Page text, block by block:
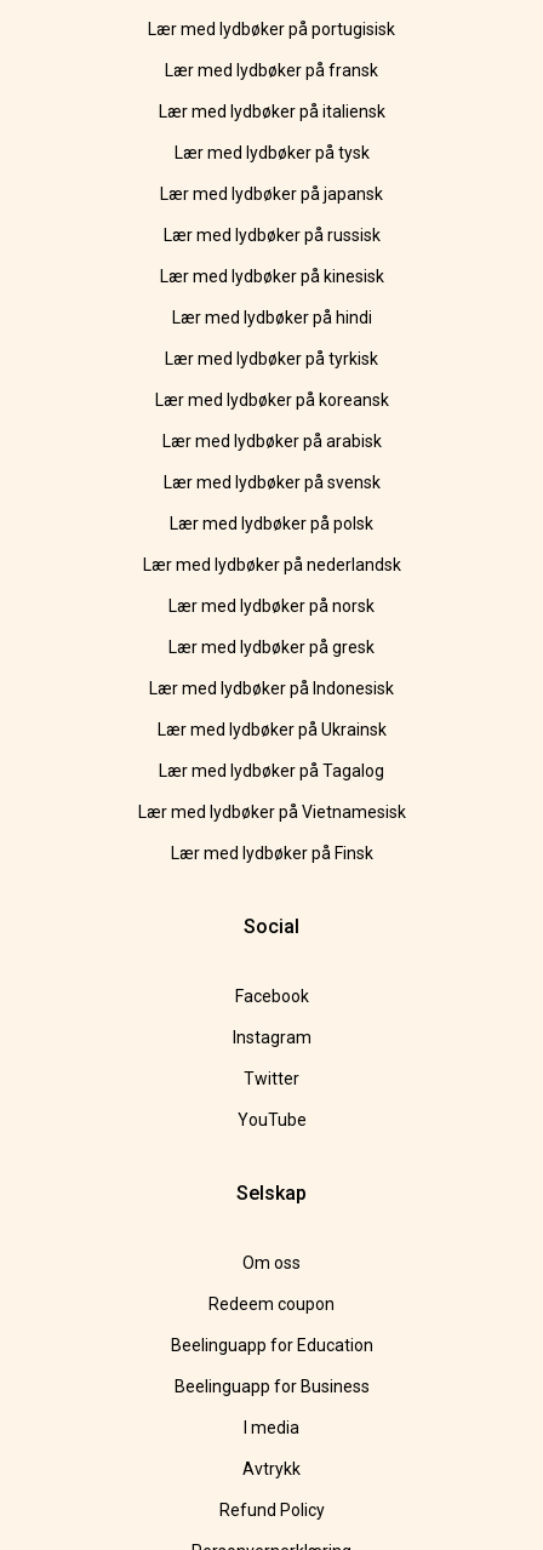
Lær med lydbøker på portugisisk
Lær med lydbøker på fransk
Lær med lydbøker på italiensk
Lær med lydbøker på tysk
Lær med lydbøker på japansk
Lær med lydbøker på russisk
Lær med lydbøker på kinesisk
Lær med lydbøker på hindi
Lær med lydbøker på tyrkisk
Lær med lydbøker på koreansk
Lær med lydbøker på arabisk
Lær med lydbøker på svensk
Lær med lydbøker på polsk
Lær med lydbøker på nederlandsk
Lær med lydbøker på norsk
Lær med lydbøker på gresk
Lær med lydbøker på Indonesisk
Lær med lydbøker på Ukrainsk
Lær med lydbøker på Tagalog
Lær med lydbøker på Vietnamesisk
Lær med lydbøker på Finsk
Social
Facebook
Instagram
Twitter
YouTube
Selskap
Om oss
Redeem coupon
Beelinguapp for Education
Beelinguapp for Business
I media
Avtrykk
Refund Policy